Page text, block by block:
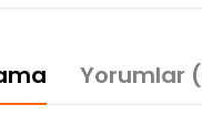
Yorumlar